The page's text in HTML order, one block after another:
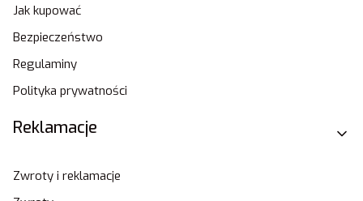
Jak kupować
Bezpieczeństwo
Regulaminy
Polityka prywatności
Reklamacje
Zwroty i reklamacje